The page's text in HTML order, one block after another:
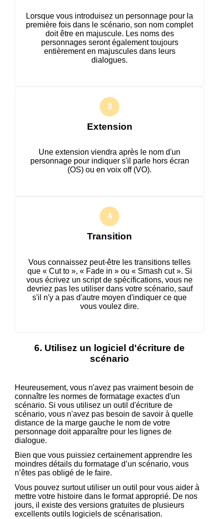
Lorsque vous introduisez un personnage pour la
première fois dans le scénario, son nom complet
doit être en majuscule. Les noms des
personnages seront également toujours
entièrement en majuscules dans leurs
dialogues.
Extension
Une extension viendra après le nom d'un
personnage pour indiquer s'il parle hors écran
(OS) ou en voix off (VO).
Transition
Vous connaissez peut-être les transitions telles
que « Cut to », « Fade in » ou « Smash cut ». Si
vous écrivez un script de spécifications, vous ne
devriez pas les utiliser dans votre scénario, sauf
s'il n'y a pas d'autre moyen d'indiquer ce que
vous voulez dire.
6. Utilisez un logiciel d'écriture de
scénario
Heureusement, vous n'avez pas vraiment besoin de
connaître les normes de formatage exactes d'un
scénario. Si vous utilisez un outil d'écriture de
scénario, vous n'avez pas besoin de savoir à quelle
distance de la marge gauche le nom de votre
personnage doit apparaître pour les lignes de
dialogue.
Bien que vous puissiez certainement apprendre les
moindres détails du formatage d’un scénario, vous
n’êtes pas obligé de le faire.
Vous pouvez surtout utiliser un outil pour vous aider à
mettre votre histoire dans le format approprié. De nos
jours, il existe des versions gratuites de plusieurs
excellents outils logiciels de scénarisation.